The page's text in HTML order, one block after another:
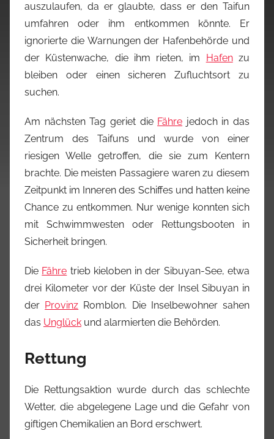
auszulaufen, da er glaubte, dass er den Taifun
umfahren oder ihm entkommen könnte. Er
ignorierte die Warnungen der Hafenbehörde und
der Küstenwache, die ihm rieten, im
Hafenzu
bleiben oder einen sicheren Zufluchtsort zu
suchen.
Am nächsten Tag geriet die Fähre jedoch in das
Zentrum des Taifuns und wurde von einer
riesigen Welle getroffen, die sie zum Kentern
brachte. Die meisten Passagiere waren zu diesem
Zeitpunkt im Inneren des Schiffes und hatten keine
Chance zu entkommen. Nur wenige konnten sich
mit Schwimmwesten oder Rettungsbooten in
Sicherheit bringen.
Die Fähre trieb kieloben in der Sibuyan-See, etwa
drei Kilometer vor der Küste der Insel Sibuyan in
der Provinz Romblon. Die Inselbewohner sahen
das Unglück und alarmierten die Behörden.
Rettung
Die Rettungsaktion wurde durch das schlechte
Wetter, die abgelegene Lage und die Gefahr von
giftigen Chemikalien an Bord erschwert.